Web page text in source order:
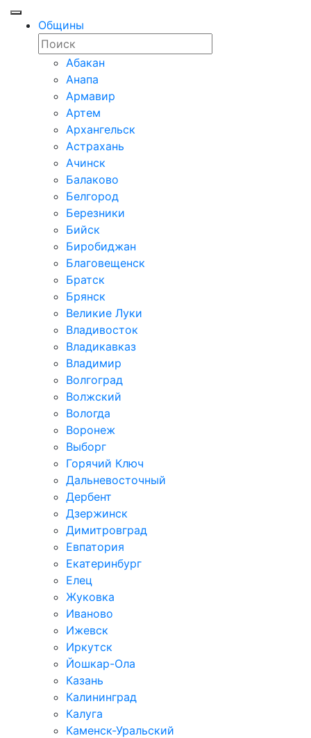
Общины
Абакан
Анапа
Армавир
Артем
Архангельск
Астрахань
Ачинск
Балаково
Белгород
Березники
Бийск
Биробиджан
Благовещенск
Братск
Брянск
Великие Луки
Владивосток
Владикавказ
Владимир
Волгоград
Волжский
Вологда
Воронеж
Выборг
Горячий Ключ
Дальневосточный
Дербент
Дзержинск
Димитровград
Евпатория
Екатеринбург
Елец
Жуковка
Иваново
Ижевск
Иркутск
Йошкар-Ола
Казань
Калининград
Калуга
Каменск-Уральский